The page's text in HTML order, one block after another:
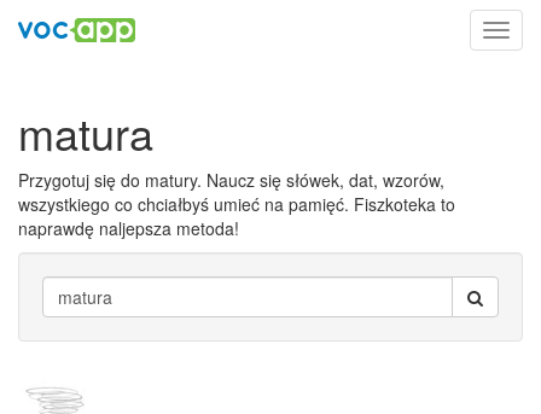
matura
Przygotuj się do matury. Naucz się słówek, dat, wzorów,
wszystkiego co chciałbyś umieć na pamięć. Fiszkoteka to
naprawdę naljepsza metoda!